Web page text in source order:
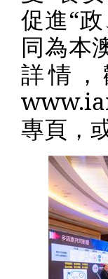
促進“
同為本
詳情
專頁，